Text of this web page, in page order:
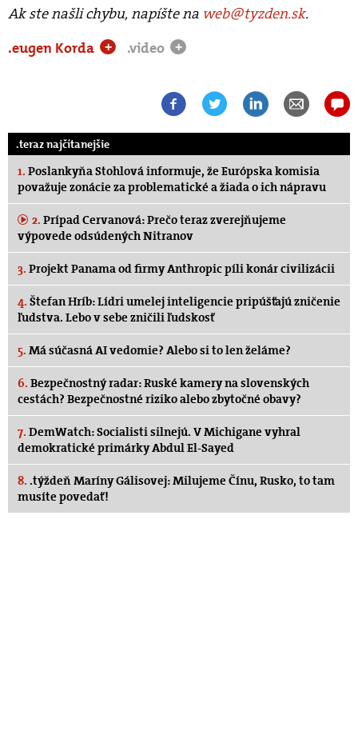
Ak ste našli chybu, napíšte na web@tyzden.sk.
.eugen Korda
+ .video +
.teraz najčítanejšie
1. Poslankyňa Stohlová informuje, že Európska komisia
považuje zonácie za problematické a žiada o ich nápravu
2. Prípad Cervanová: Prečo teraz zverejňujeme
výpovede odsúdených Nitranov
3. Projekt Panama od firmy Anthropic píli konár civilizácii
4. Štefan Hríb: Lídri umelej inteligencie pripúšťajú zničenie
ľudstva. Lebo v sebe zničili ľudskosť
5. Má súčasná AI vedomie? Alebo si to len želáme?
6. Bezpečnostný radar: Ruské kamery na slovenských
cestách? Bezpečnostné riziko alebo zbytočné obavy?
7. DemWatch: Socialisti silnejú. V Michigane vyhral
demokratické primárky Abdul El-Sayed
8. .týždeň Maríny Gálisovej: Milujeme Čínu, Rusko, to tam
musíte povedať!